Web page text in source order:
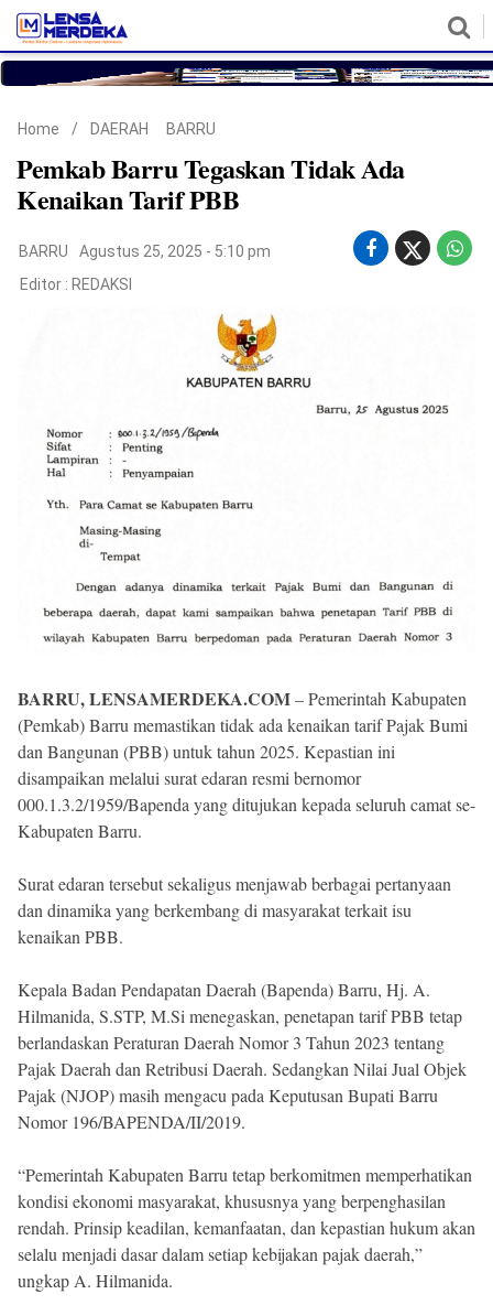
Lensa
Merdeka
Home / DAERAH BARRU
Pemkab Barru Tegaskan Tidak Ada
Kenaikan Tarif PBB
BARRU
Agustus 25, 2025 - 5:10 pm
Editor : REDAKSI
BARRU, LENSAMERDEKA.COM– Pemerintah Kabupaten
(Pemkab) Barru memastikan tidak ada kenaikan tarif Pajak Bumi
dan Bangunan (PBB) untuk tahun 2025. Kepastian ini
disampaikan melalui surat edaran resmi bernomor
000.1.3.2/1959/Bapenda yang ditujukan kepada seluruh camat se-
Kabupaten Barru.
Surat edaran tersebut sekaligus menjawab berbagai pertanyaan
dan dinamika yang berkembang di masyarakat terkait isu
kenaikan PBB.
Kepala Badan Pendapatan Daerah (Bapenda) Barru, Hj. A.
Hilmanida, S.STP, M.Si menegaskan, penetapan tarif PBB tetap
berlandaskan Peraturan Daerah Nomor 3 Tahun 2023 tentang
Pajak Daerah dan Retribusi Daerah. Sedangkan Nilai Jual Objek
Pajak (NJOP) masih mengacu pada Keputusan Bupati Barru
Nomor 196/BAPENDA/II/2019.
“Pemerintah Kabupaten Barru tetap berkomitmen memperhatikan
kondisi ekonomi masyarakat, khususnya yang berpenghasilan
rendah. Prinsip keadilan, kemanfaatan, dan kepastian hukum akan
selalu menjadi dasar dalam setiap kebijakan pajak daerah,”
ungkap A. Hilmanida.